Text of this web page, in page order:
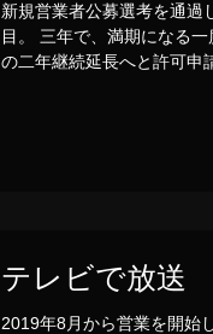
新規営業者公募選考を通過
目。 三年で、満期になる一
の二年継続延長へと許可申
テレビで放送
2019年8月から営業を開始